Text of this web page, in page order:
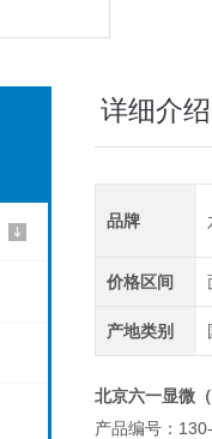
详细介绍
品牌
价格区间
产地类别
北京六一显微
产品编号：